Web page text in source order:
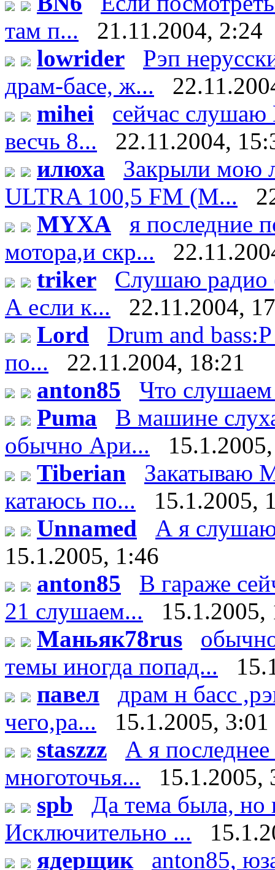
там п...
21.11.2004, 2:24
lowrider
Рэп
драм-басе, ж...
mihei
сейчас слушаю
весчь 8...
22.11.2004,
илюха
Закрыли мою
ULTRA 100,5 FM (М...
MYXA
я последние
мотора,и скр...
triker
Слушаю радио
А если к...
22.11.2004,
Lord
Drum and
по...
22.11.2004, 18:21
anton85
Что
Puma
В машине
обычно Ари...
Tiberian
Закатываю
катаюсь по...
15.1.2005,
Unnamed
А я
15.1.2005, 1:46
anton85
В гараже
21 слушаем...
15.1.2005,
Маньяк78rus
темы иногда попад...
павел
драм н басс
чего,ра...
15.1.2005, 3:01
staszzz
А я
многоточья...
15.1.2005,
spb
Да тема была,
Исключительно ...
ядерщик
anton85,